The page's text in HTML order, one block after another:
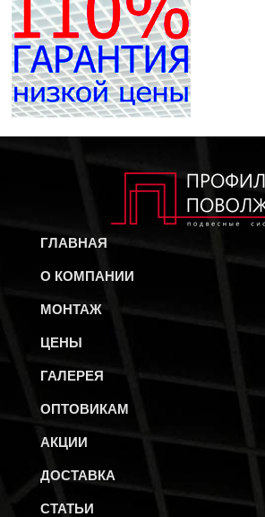
ГЛАВНАЯ
О КОМПАНИИ
МОНТАЖ
ЦЕНЫ
ГАЛЕРЕЯ
ОПТОВИКАМ
АКЦИИ
ДОСТАВКА
СТАТЬИ